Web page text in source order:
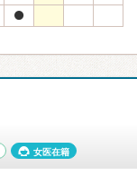
女医在籍